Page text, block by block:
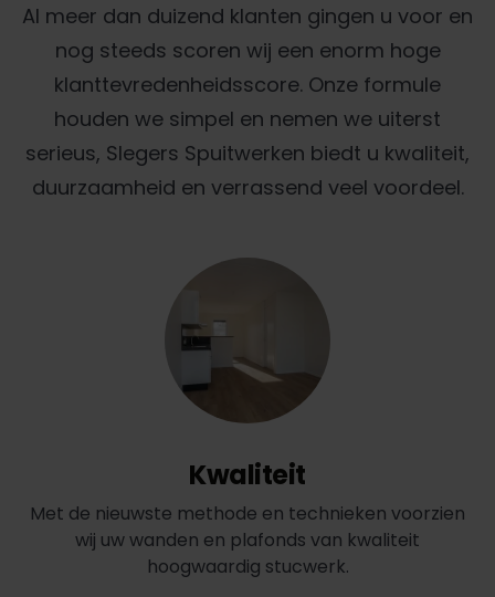
Al meer dan duizend klanten gingen u voor en
nog steeds scoren wij een enorm hoge
klanttevredenheidsscore. Onze formule
houden we simpel en nemen we uiterst
serieus, Slegers Spuitwerken biedt u kwaliteit,
duurzaamheid en verrassend veel voordeel.
Kwaliteit
Met de nieuwste methode en technieken voorzien
wij uw wanden en plafonds van kwaliteit
hoogwaardig stucwerk.